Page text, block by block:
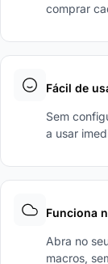
comprar
Fácil de
Sem
a usar
Funciona
Abra no
macros,